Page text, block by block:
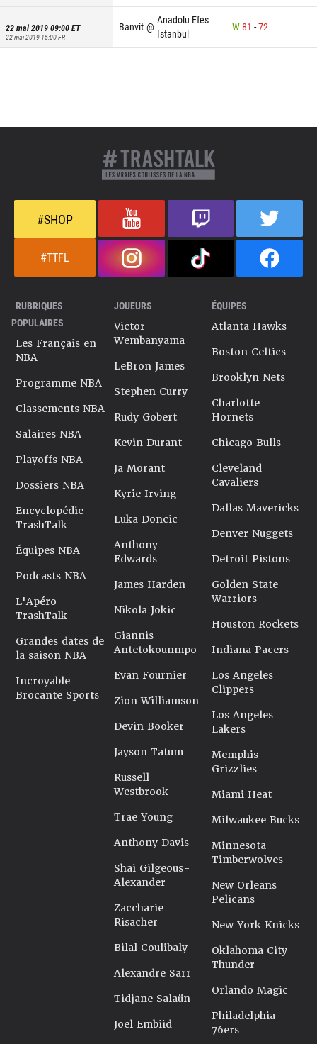
22 mai 2019 09:00ET
22 mai 2019 15:00FR
Banvit @
Anadolu Efes
Istanbul
W81 -72
#SHOP
#TTFL
RUBRIQUES
POPULAIRES
Les Français en
NBA
Programme NBA
Classements NBA
Salaires NBA
Playoffs NBA
Dossiers NBA
Encyclopédie
TrashTalk
Équipes NBA
Podcasts NBA
L'Apéro
TrashTalk
Grandes dates de
la saison NBA
Incroyable
Brocante Sports
JOUEURS
Victor
Wembanyama
LeBron James
Stephen Curry
Rudy Gobert
Kevin Durant
Ja Morant
Kyrie Irving
Luka Doncic
Anthony
Edwards
James Harden
Nikola Jokic
Giannis
Antetokounmpo
Evan Fournier
Zion Williamson
Devin Booker
Jayson Tatum
Russell
Westbrook
Trae Young
Anthony Davis
Shai Gilgeous-
Alexander
Zaccharie
Risacher
Bilal Coulibaly
Alexandre Sarr
Tidjane Salaün
Joel Embiid
ÉQUIPES
Atlanta Hawks
Boston Celtics
Brooklyn Nets
Charlotte
Hornets
Chicago Bulls
Cleveland
Cavaliers
Dallas Mavericks
Denver Nuggets
Detroit Pistons
Golden State
Warriors
Houston Rockets
Indiana Pacers
Los Angeles
Clippers
Los Angeles
Lakers
Memphis
Grizzlies
Miami Heat
Milwaukee Bucks
Minnesota
Timberwolves
New Orleans
Pelicans
New York Knicks
Oklahoma City
Thunder
Orlando Magic
Philadelphia
76ers